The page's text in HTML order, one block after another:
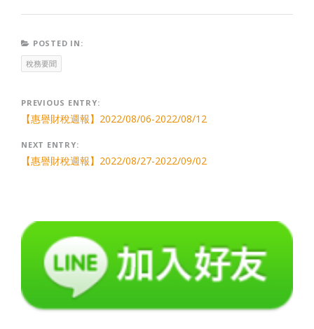
POSTED IN:
稅務要聞
Post
navigation
PREVIOUS ENTRY:
【惠譽財稅週報】2022/08/06-2022/08/12
NEXT ENTRY:
【惠譽財稅週報】2022/08/27-2022/09/02